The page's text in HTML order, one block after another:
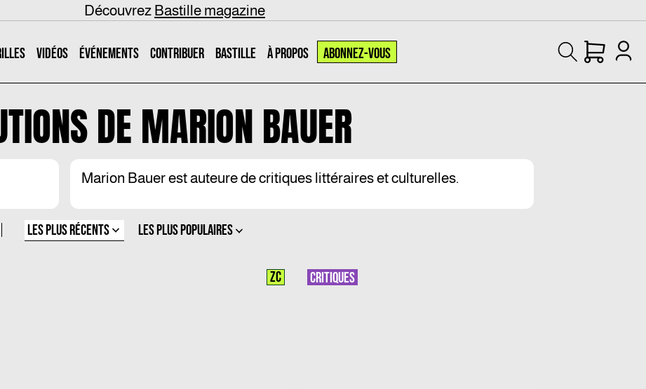
Découvrez Bastille magazine
VIDÉOS ÉVÉNEMENTS CONTRIBUER BASTILLE À PROPOS ABONNEZ-VOUS
DEMARION BAUER
Marion Bauer est auteure de critiques littéraires et culturelles.
LES PLUS RÉCENTS LES PLUS POPULAIRES
ZC CRITIQUES